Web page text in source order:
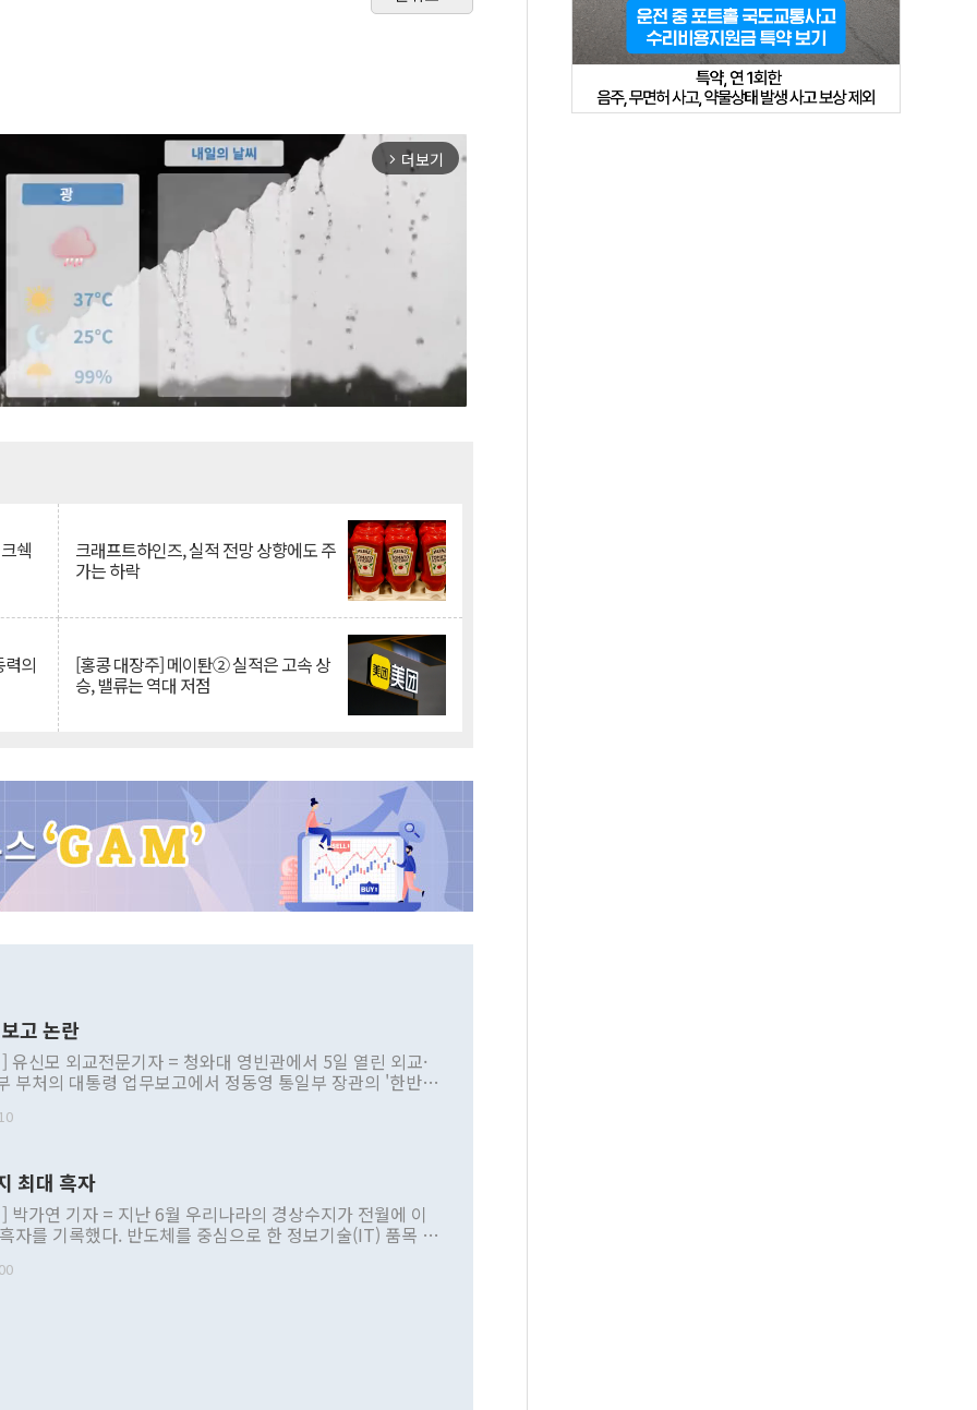
arrow_forward_ios 더보기
쉑 크래프트하인즈, 실적 전망 상향에도 주
가는 하락
의 [홍콩 대장주] 메이퇀② 실적은 고속 상
승, 밸류는 역대 저점
고 논란
유신모 외교전문기자 = 청와대 영빈관에서 5일 열린 외교·
부처의 대통령 업무보고에서 정동영 통일부 장관의 '한반도
부 내 조율을 거치지 않은 사안을 정책으로 추진하겠다고 공
근거한 비현실적 구상'이라는 비판을 내놨다. 그동안 정 장
관련 발언이 물의를 빚은 적은 여러 번 있지만 대통령과 유
공개적으로 부정적 입장을 표명한 것은 이례적이다. 정 장
북 접근법과 월권을 제어해야 한다는 목소리도 높아지고 있
최대 흑자
박가연 기자 = 지난 6월 우리나라의 경상수지가 전월에 이
자를 기록했다. 반도체를 중심으로 한 정보기술(IT) 품목 수
르